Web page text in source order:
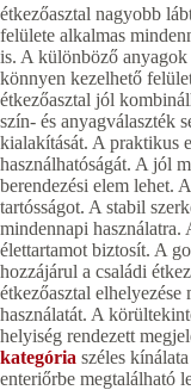
étkezőasztal nagyobb
felülete alkalmas
is. A különböző
könnyen kezelhető
étkezőasztal jól
szín- és anyagválaszték
kialakítását. A praktikus
használhatóságát. A jól
berendezési elem lehet.
tartósságot. A stabil
mindennapi használatra.
élettartamot biztosít. A
hozzájárul a családi
étkezőasztal
használatát. A
helyiség rendezett
kategória széles
enteriőrbe megtalálható